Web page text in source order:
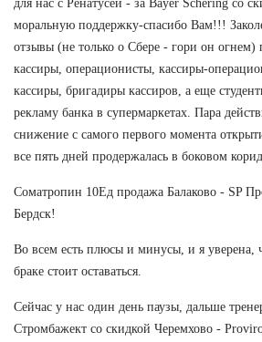
для нас с Ренатусей - за Bayer Schering со
моральную поддержку-спасибо Вам!!!
отзывы (не только о Сбере - гори он
кассиры, операционисты, кассиры-
кассиры, бригадиры кассиров, а еще
рекламу банка в супермаркетах. Пара
снижение с самого первого момента
все пять дней продержалась в боковом
Cоматропин 10Ед продажа Балаково - SP
Бердск!
Во всем есть плюсы и минусы, и я уверена,
браке стоит оставаться.
Сейчас у нас один день паузы, дальше
Стромбажект со скидкой Черемхово -